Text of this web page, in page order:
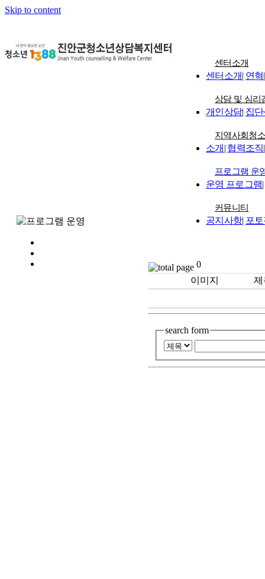
Skip to content
센터소개
센터소개| 연혁|
상담 및 심리
개인상담| 집
지역사회청
소개 | 협력조직|
프로그램 운
운영 프로그램|
커뮤니티
공지사항| 포
0
이미지 제
search form